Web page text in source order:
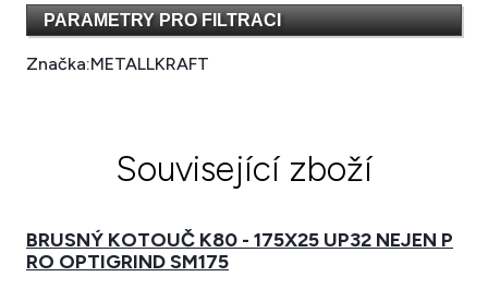
PARAMETRY PRO FILTRACI
Značka:METALLKRAFT
Související zboží
BRUSNÝ KOTOUČ K80 - 175X25 UP32 NEJEN P
RO OPTIGRIND SM175